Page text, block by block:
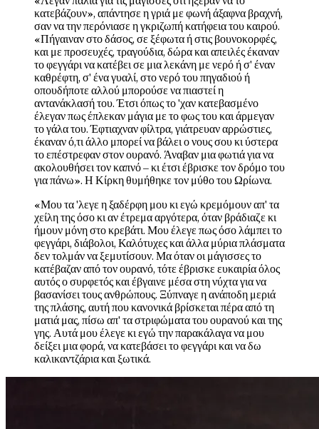
κατεβάζουν», απάντησε η γριά με φωνή άξαφνα βραχνή,
σαν να την περόνιασε η γκριζωπή κατήφεια του καιρού.
«Πήγαιναν στο δάσος, σε ξέφωτα ή στις βουνοκορφές,
και με προσευχές, τραγούδια, δώρα και απειλές έκαναν
το φεγγάρι να κατέβει σε μια λεκάνη με νερό ή σ' έναν
καθρέφτη, σ' ένα γυαλί, στο νερό του πηγαδιού ή
οπουδήποτε αλλού μπορούσε να πιαστεί η
αντανάκλασή του. Έτσι όπως το 'χαν κατεβασμένο
έλεγαν πως έπλεκαν μάγια με το φως του και άρμεγαν
το γάλα του. Έφτιαχναν φίλτρα, γιάτρευαν αρρώστιες,
έκαναν ό,τι άλλο μπορεί να βάλει ο νους σου κι ύστερα
το επέστρεφαν στον ουρανό. Άναβαν μια φωτιά για να
ακολουθήσει τον καπνό – κι έτσι έβρισκε τον δρόμο του
για πάνω». Η Κίρκη θυμήθηκε τον μύθο του Ωρίωνα.
«Μου τα 'λεγε η ξαδέρφη μου κι εγώ κρεμόμουν απ' τα
χείλη της όσο κι αν έτρεμα αργότερα, όταν βράδιαζε κι
ήμουν μόνη στο κρεβάτι. Μου έλεγε πως όσο λάμπει το
φεγγάρι, διάβολοι, Καλότυχες και άλλα μύρια πλάσματα
δεν τολμάν να ξεμυτίσουν. Μα όταν οι μάγισσες το
κατέβαζαν από τον ουρανό, τότε έβρισκε ευκαιρία όλος
αυτός ο συρφετός και έβγαινε μέσα στη νύχτα για να
βασανίσει τους ανθρώπους. Ξύπναγε η ανάποδη μεριά
της πλάσης, αυτή που κανονικά βρίσκεται πέρα από τη
ματιά μας, πίσω απ' τα στριφώματα του ουρανού και της
γης. Αυτά μου έλεγε κι εγώ την παρακάλαγα να μου
δείξει μια φορά, να κατεβάσει το φεγγάρι και να δω
καλικαντζάρια και ξωτικά.